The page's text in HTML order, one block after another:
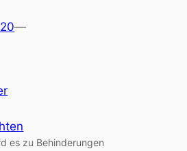
—
es zu Behinderungen